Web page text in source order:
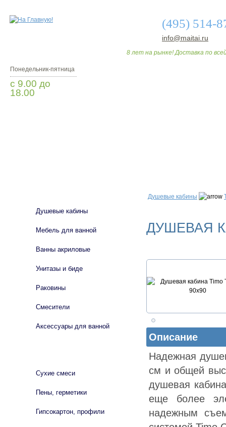
(495) 514-
info@maitai.ru
8 лет на рынке! Доставка по
Понедельник-пятница
с 9.00 до
18.00
Душевые кабины
ДУШЕВАЯ
Описание
Надежная
см и общей
душевая
еще более
надежным
Душевые кабины
Мебель для ванной
Ванны акриловые
Унитазы и биде
Раковины
Смесители
Аксессуары для ванной
Сухие смеси
Пены, герметики
Гипсокартон, профили